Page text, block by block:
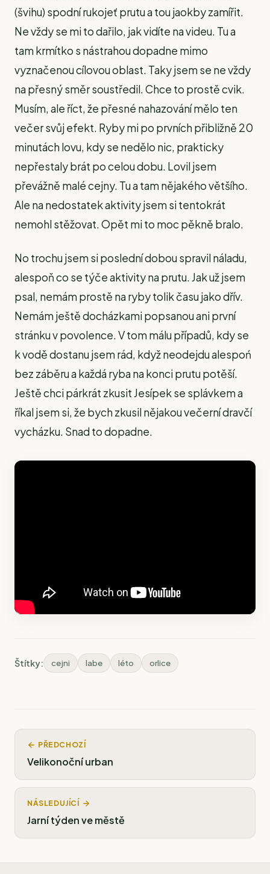
(švihu) spodní rukojeť prutu a tou jaokby zamířit.
Ne vždy se mi to dařilo, jak vidíte na videu. Tu a
tam krmítko s nástrahou dopadne mimo
vyznačenou cílovou oblast. Taky jsem se ne vždy
na přesný směr soustředil. Chce to prostě cvik.
Musím, ale říct, že přesné nahazování mělo ten
večer svůj efekt. Ryby mi po prvních přibližně 20
minutách lovu, kdy se nedělo nic, prakticky
nepřestaly brát po celou dobu. Lovil jsem
převážně malé cejny. Tu a tam nějakého většího.
Ale na nedostatek aktivity jsem si tentokrát
nemohl stěžovat. Opět mi to moc pěkně bralo.
No trochu jsem si poslední dobou spravil náladu,
alespoň co se týče aktivity na prutu. Jak už jsem
psal, nemám prostě na ryby tolik času jako dřív.
Nemám ještě docházkami popsanou ani první
stránku v povolence. V tom málu případů, kdy se
k vodě dostanu jsem rád, když neodejdu alespoń
bez záběru a každá ryba na konci prutu potěší.
Ještě chci párkrát zkusit Jesípek se splávkem a
říkal jsem si, že bych zkusil nějakou večerní dravčí
vycházku. Snad to dopadne.
Štítky: cejni labe léto orlice
PŘEDCHOZÍ
Velikonoční urban
NÁSLEDUJÍCÍ
Jarní týden ve městě